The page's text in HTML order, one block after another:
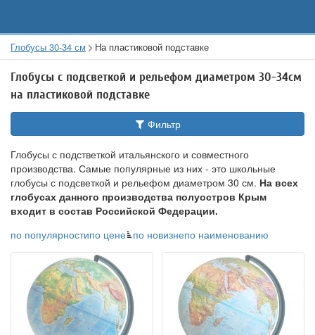
Глобусы 30-34 см На пластиковой подставке
Глобусы с подсветкой и рельефом диаметром 30-34см
на пластиковой подставке
Фильтр
Глобусы с подстветкой итальянского и совместного
производства. Самые популярные из них - это школьные
глобусы с подсветкой и рельефом диаметром 30 см. На всех
глобусах данного производства полуостров Крым
входит в состав Российской Федерации.
по популярностипо цене по новизнепо наименованию